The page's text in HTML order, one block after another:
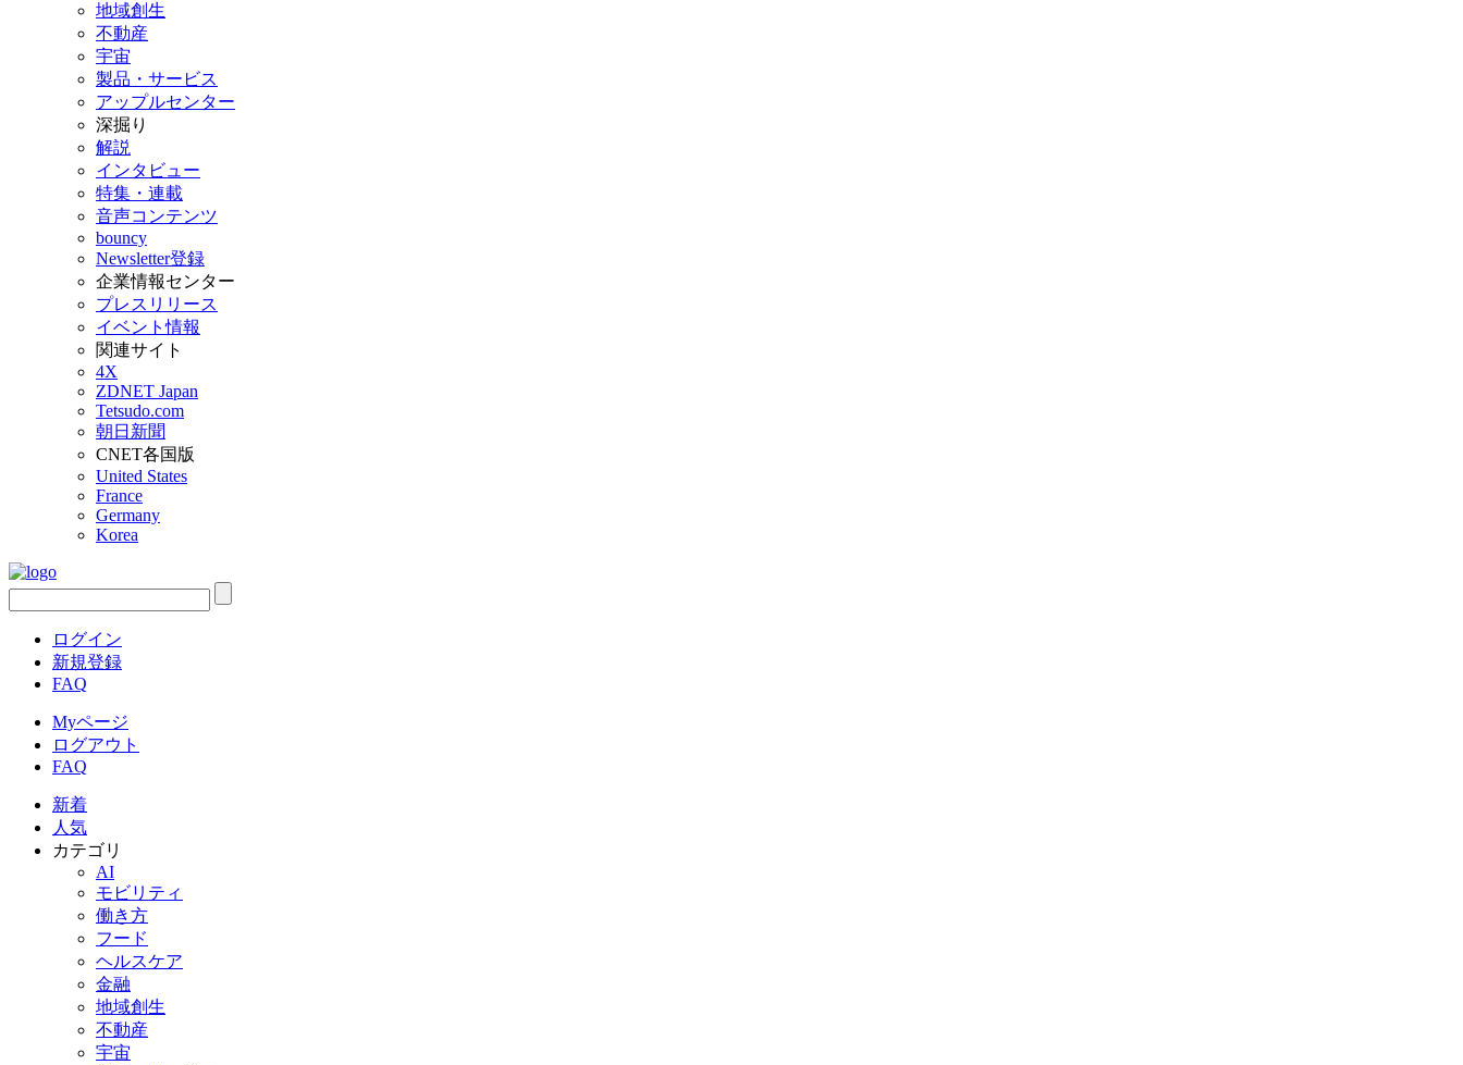
地域創生
不動産
宇宙
製品・サービス
アップルセンター
深掘り
解説
インタビュー
特集・連載
音声コンテンツ
bouncy
Newsletter登録
企業情報センター
プレスリリース
イベント情報
関連サイト
4X
ZDNET Japan
Tetsudo.com
朝日新聞
CNET各国版
United States
France
Germany
Korea
ログイン
新規登録
FAQ
Myページ
ログアウト
FAQ
新着
人気
カテゴリ
AI
モビリティ
働き方
フード
ヘルスケア
金融
地域創生
不動産
宇宙